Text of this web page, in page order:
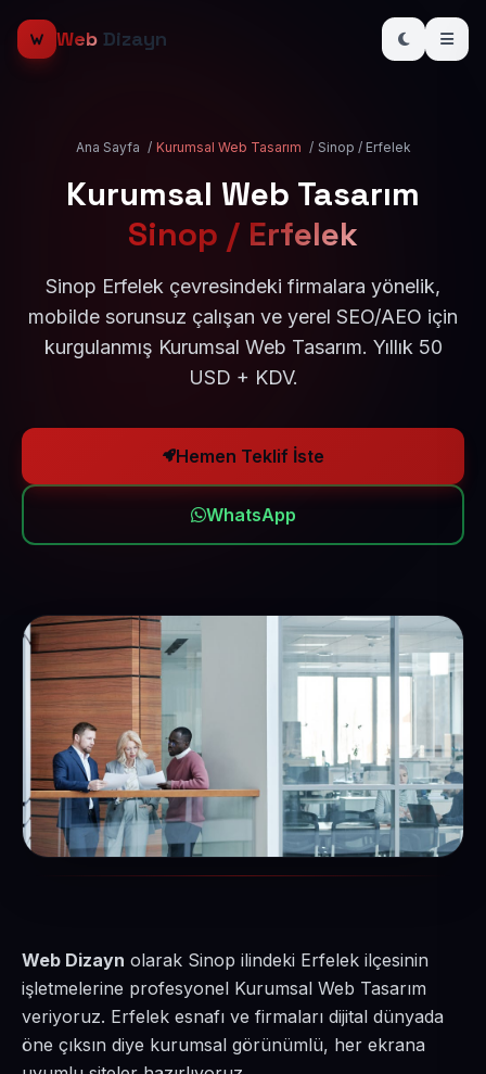
Web Dizayn
Ana Sayfa / Kurumsal Web Tasarım / Sinop / Erfelek
Kurumsal Web Tasarım
Sinop / Erfelek
Sinop Erfelek çevresindeki firmalara yönelik,
mobilde sorunsuz çalışan ve yerel SEO/AEO için
kurgulanmış Kurumsal Web Tasarım. Yıllık 50
USD + KDV.
Hemen Teklif İste
WhatsApp
Web Dizayn olarak Sinop ilindeki Erfelek ilçesinin
işletmelerine profesyonel Kurumsal Web Tasarım
veriyoruz. Erfelek esnafı ve firmaları dijital dünyada
öne çıksın diye kurumsal görünümlü, her ekrana